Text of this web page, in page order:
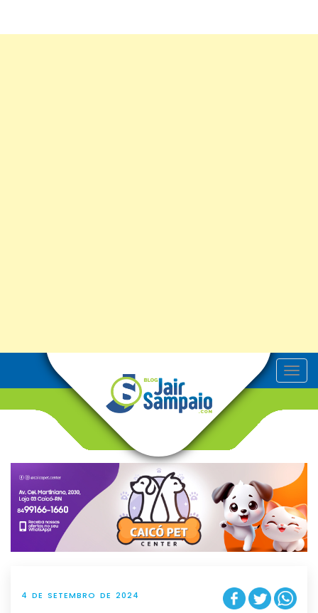
T
o
v
g
t
i
o
n
4 DE SETEMBRO DE 2024